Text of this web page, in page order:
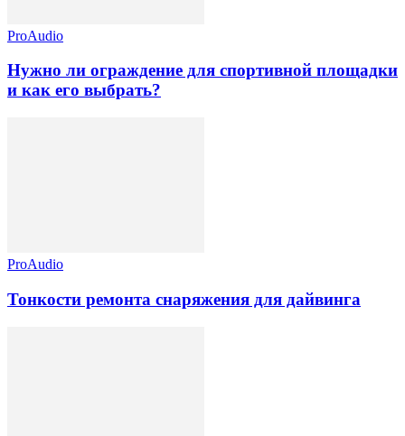
ProAudio
Нужно ли ограждение для спортивной площадки
и как его выбрать?
ProAudio
Тонкости ремонта снаряжения для дайвинга